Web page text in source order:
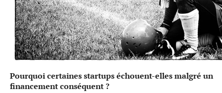
Pourquoi certaines startups échouent-elles malgré un
financement conséquent ?